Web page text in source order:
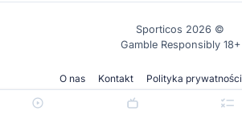
Sporticos 2026 ©
Gamble Responsibly 18+
O nas Kontakt Polityka prywatności